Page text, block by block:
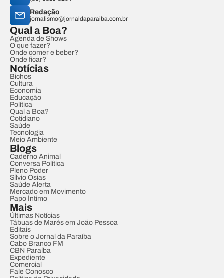
Redação
jornalismo@jornaldaparaiba.com.br
Qual a Boa?
Agenda de Shows
O que fazer?
Onde comer e beber?
Onde ficar?
Notícias
Bichos
Cultura
Economia
Educação
Política
Qual a Boa?
Cotidiano
Saúde
Tecnologia
Meio Ambiente
Blogs
Caderno Animal
Conversa Política
Pleno Poder
Sílvio Osias
Saúde Alerta
Mercado em Movimento
Papo Íntimo
Mais
Últimas Notícias
Tábuas de Marés em João Pessoa
Editais
Sobre o Jornal da Paraíba
Cabo Branco FM
CBN Paraíba
Expediente
Comercial
Fale Conosco